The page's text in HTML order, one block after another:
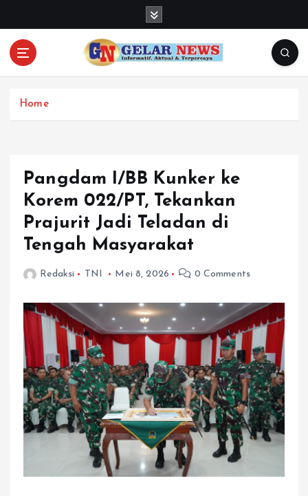
Home
Pangdam I/BB Kunker ke
Korem 022/PT, Tekankan
Prajurit Jadi Teladan di
Tengah Masyarakat
Redaksi TNI Mei 8, 2026 0 Comments